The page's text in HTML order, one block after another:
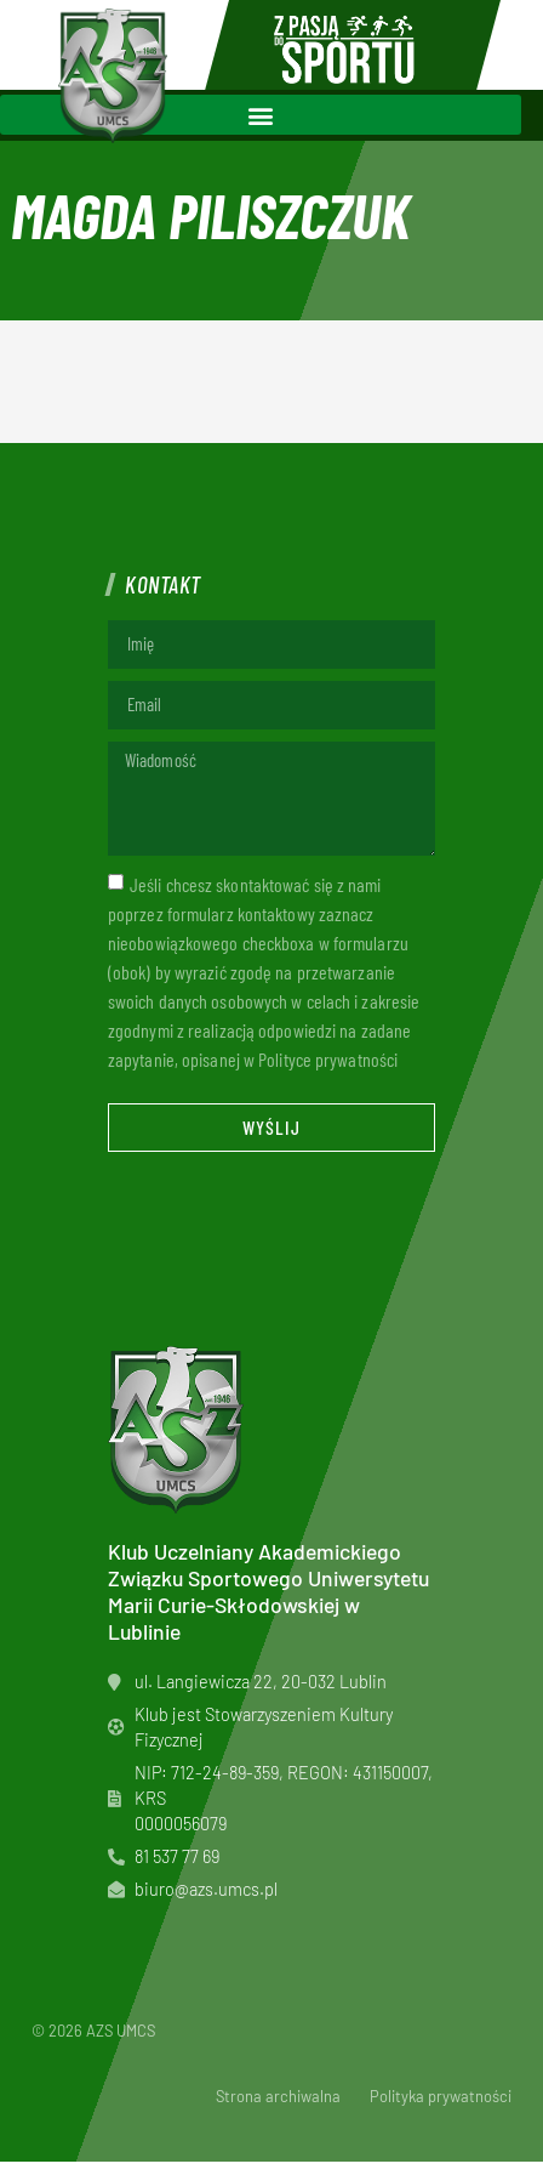
MAGDA PILISZCZUK
KONTAKT
Jeśli chcesz skontaktować się z nami
poprzez formularz kontaktowy zaznacz
nieobowiązkowego checkboxa w formularzu
(obok) by wyrazić zgodę na przetwarzanie
swoich danych osobowych w celach i zakresie
zgodnymi z realizacją odpowiedzi na zadane
zapytanie, opisanej w Polityce prywatności
WYŚLIJ
Klub Uczelniany Akademickiego
Związku Sportowego Uniwersytetu
Marii Curie-Skłodowskiej w
Lublinie
ul. Langiewicza 22, 20-032 Lublin
Klub jest Stowarzyszeniem Kultury
Fizycznej
NIP: 712-24-89-359, REGON: 431150007,
KRS
0000056079
81 537 77 69
biuro@azs.umcs.pl
© 2026 AZS UMCS
Strona archiwalna Polityka prywatności